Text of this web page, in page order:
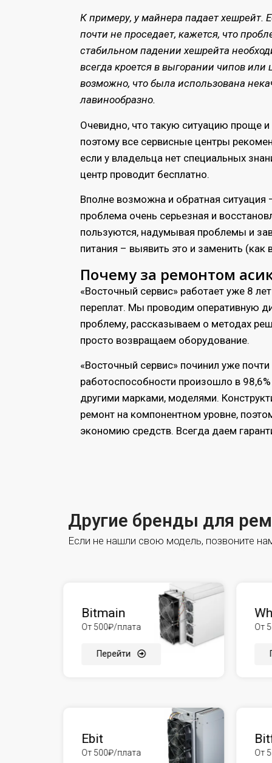
К примеру, у майнера падает хешрейт.
почти не проседает, кажется, что
стабильном падении хешрейта
всегда кроется в выгорании чипов
возможно, что была использована
лавинообразно.
Очевидно, что такую ситуацию проще
поэтому все сервисные центры
если у владельца нет специальных
центр проводит бесплатно.
Вполне возможна и обратная ситуация
проблема очень серьезная и
пользуются, надумывая проблемы и
питания – выявить это и заменить
Почему за ремонтом
«Восточный сервис» работает уже 8
переплат. Мы проводим оперативную
проблему, рассказываем о методах
просто возвращаем оборудование.
«Восточный сервис» починил уже
работоспособности произошло в
другими марками, моделями.
ремонт на компонентном уровне,
экономию средств. Всегда даем
Другие бренды для
Если не нашли свою модель, позвоните
Bitmain
От 500₽/плата
Перейти
От
Ebit
От 500₽/плата От